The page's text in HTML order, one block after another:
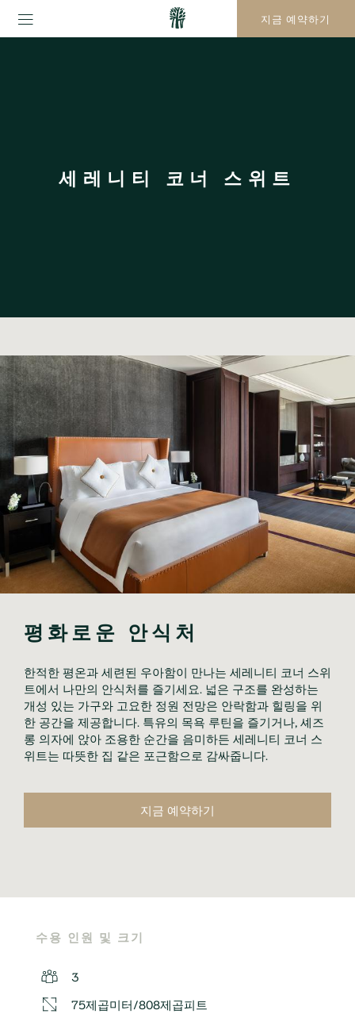
지금 예약하기
세레니티 코너 스위트
평화로운 안식처
한적한 평온과 세련된 우아함이 만나는 세레니티 코너 스위
트에서 나만의 안식처를 즐기세요. 넓은 구조를 완성하는
개성 있는 가구와 고요한 정원 전망은 안락함과 힐링을 위
한 공간을 제공합니다. 특유의 목욕 루틴을 즐기거나, 셰즈
롱 의자에 앉아 조용한 순간을 음미하든 세레니티 코너 스
위트는 따뜻한 집 같은 포근함으로 감싸줍니다.
지금 예약하기
수용 인원 및 크기
3
75제곱미터/808제곱피트